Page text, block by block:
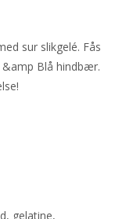
sur slikgelé. Fås
Blå hindbær.
gelatine,